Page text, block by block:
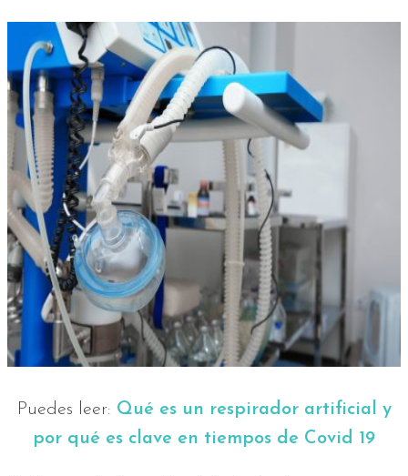
Puedes leer: Qué es un respirador artificial y
por qué es clave en tiempos de Covid 19